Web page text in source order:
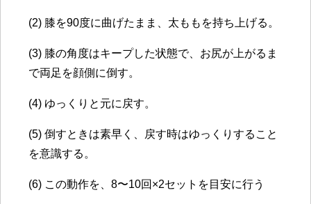
(2) 膝を90度に曲げたまま、太ももを持ち上げる。
(3) 膝の角度はキープした状態で、お尻が上がるま
で両足を顔側に倒す。
(4) ゆっくりと元に戻す。
(5) 倒すときは素早く、戻す時はゆっくりすること
を意識する。
(6) この動作を、8〜10回 ×2セットを目安に行う